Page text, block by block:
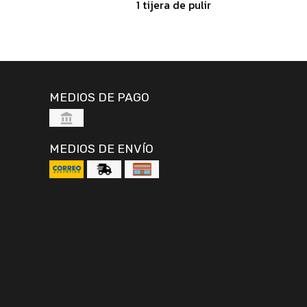
1 tijera de pulir
MEDIOS DE PAGO
MEDIOS DE ENVÍO